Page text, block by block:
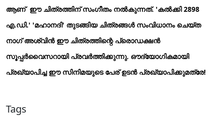
ആണ് ഈ ചിത്രത്തിന് സംഗീതം നൽകുന്നത്. 'കൽക്കി 2898
എ.ഡി.' 'മഹാനദി' തുടങ്ങിയ ചിത്രങ്ങൾ സംവിധാനം ചെയ്ത
നാഗ് അശ്വിൻ ഈ ചിത്രത്തിന്റെ പ്രൊഡക്ഷൻ
സൂപ്പർവൈസറായി പ്രവർത്തിക്കുന്നു. ഔദ്യോഗികമായി
പ്രഖ്യാപിച്ച ഈ സിനിമയുടെ പേര് ഉടൻ പ്രഖ്യാപിക്കുമത്രേ!
Tags